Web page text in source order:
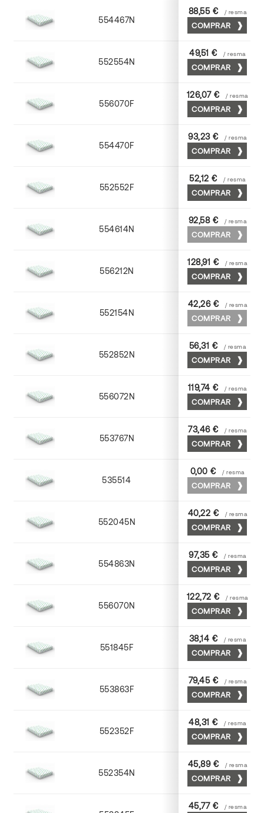
554467N 65 x 90
88,55 € / resma
COMPRAR
552554N 52 x 70
49,51 € / resma
COMPRAR
556070F 70 x 100
126,07 € / resma
COMPRAR
554470F 70 x 100
93,23 € / resma
COMPRAR
552552F 52 x 70
52,12 € / resma
COMPRAR
554614N 72 x 102
92,58 € / resma
COMPRAR
556212N 72 x 102
128,91 € / resma
COMPRAR
552154N 52 x 70
42,26 € / resma
COMPRAR
552852N 52 x 70
56,31 € / resma
COMPRAR
556072N 70 x 100
119,74 € / resma
COMPRAR
553767N 65 x 90
73,46 € / resma
COMPRAR
535514 72 x 102
0,00 € / resma
COMPRAR
552045N 45 x 64
40,22 € / resma
COMPRAR
554863N 63 x 88
97,35 € / resma
COMPRAR
556070N 70 x 100
122,72 € / resma
COMPRAR
551845F 45 x 64
38,14 € / resma
COMPRAR
553863F 63 x 88
79,45 € / resma
COMPRAR
552352F 52 x 70
48,31 € / resma
COMPRAR
552354N 52 x 70
45,89 € / resma
COMPRAR
45,77 € / resma